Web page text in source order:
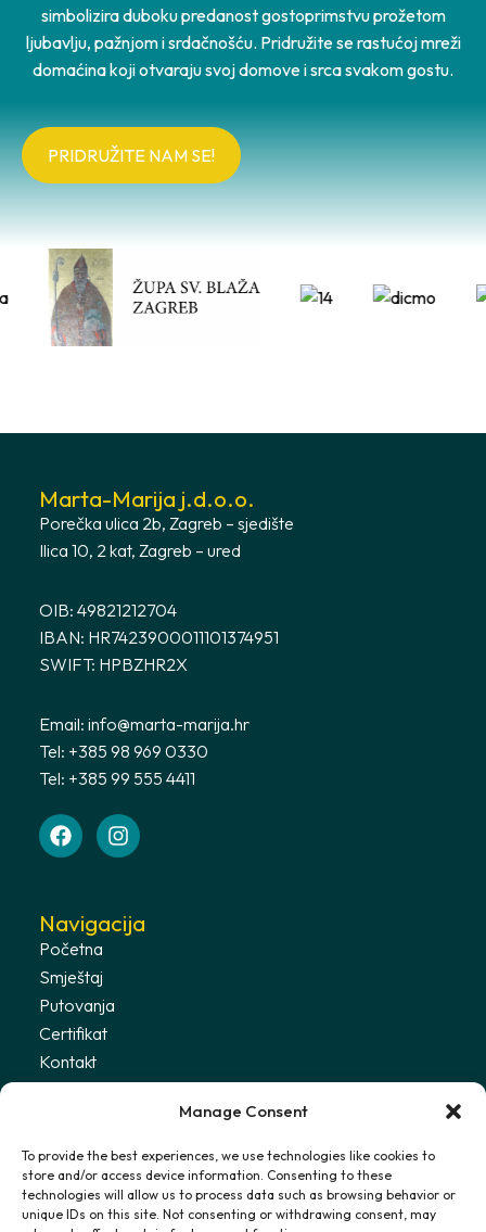
Manage Consent
To provide the best experiences, we use technologies like cookies to
store and/or access device information. Consenting to these
technologies will allow us to process data such as browsing behavior or
unique IDs on this site. Not consenting or withdrawing consent, may
simbolizira duboku predanost gostoprimstvu prožetom
ljubavlju, pažnjom i srdačnošću. Pridružite se rastućoj mreži
domaćina koji otvaraju svoj domove i srca svakom gostu.
PRIDRUŽITE NAM SE!
Marta-Marija j.d.o.o.
Porečka ulica 2b, Zagreb – sjedište
Ilica 10, 2 kat, Zagreb – ured
OIB: 49821212704
IBAN: HR7423900011101374951
SWIFT: HPBZHR2X
Email: info@marta-marija.hr
Tel: +385 98 969 0330
Tel: +385 99 555 4411
Navigacija
Početna
Smještaj
Putovanja
Certifikat
Kontakt
Primajte najnovije informacije